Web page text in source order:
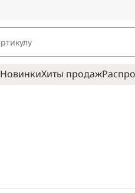
НовинкиХиты продаж